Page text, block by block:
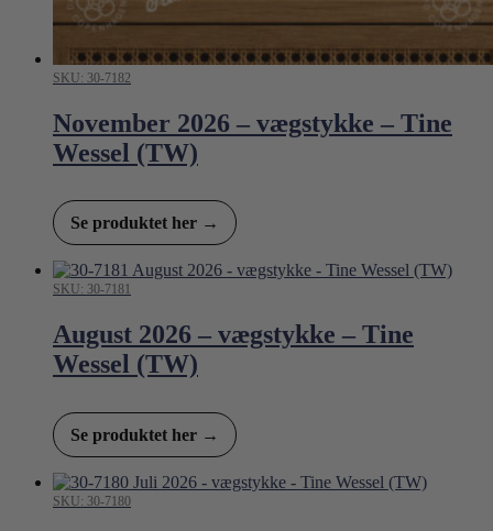
SKU: 30-7182
November 2026 – vægstykke – Tine
Wessel (TW)
Se produktet her →
SKU: 30-7181
August 2026 – vægstykke – Tine
Wessel (TW)
Se produktet her →
SKU: 30-7180